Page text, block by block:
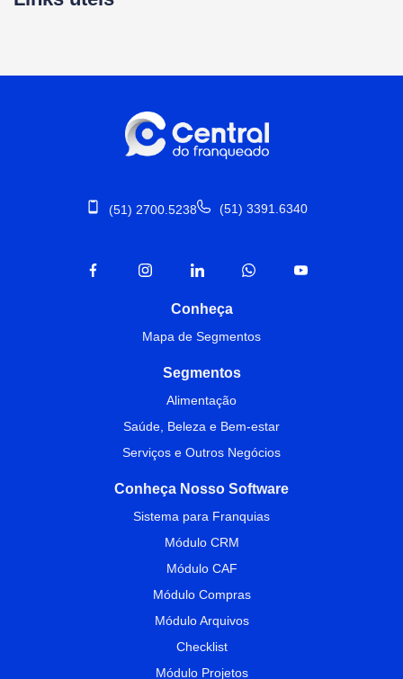
(51) 2700.5238 (51) 3391.6340
Conheça
Mapa de Segmentos
Segmentos
Alimentação
Saúde, Beleza e Bem-estar
Serviços e Outros Negócios
Conheça Nosso Software
Sistema para Franquias
Módulo CRM
Módulo CAF
Módulo Compras
Módulo Arquivos
Checklist
Módulo Projetos